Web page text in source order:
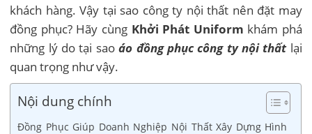
khách hàng. Vậy tại sao công ty nội thất nên đặt may
đồng phục? Hãy cùng Khởi Phát Uniform khám phá
những lý do tại saoáo đồng phục công ty nội thấtlại
quan trọng như vậy.
Nội dung chính
Đồng Phục Giúp Doanh Nghiệp Nội Thất Xây Dựng Hình